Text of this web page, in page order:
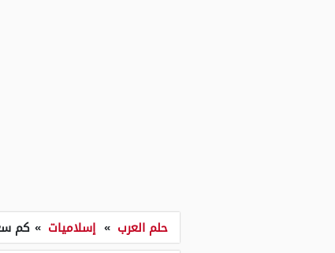
حلم العرب » إسلاميات » كم